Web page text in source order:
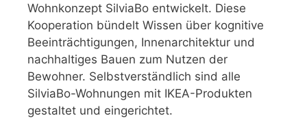
Wohnkonzept SilviaBo entwickelt. Diese
Kooperation bündelt Wissen über kognitive
Beeinträchtigungen, Innenarchitektur und
nachhaltiges Bauen zum Nutzen der
Bewohner. Selbstverständlich sind alle
SilviaBo-Wohnungen mit IKEA-Produkten
gestaltet und eingerichtet.